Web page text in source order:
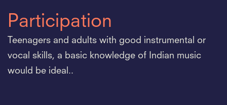
Participation
Teenagers and adults with good instrumental or
vocal skills, a basic knowledge of Indian music
would be ideal..